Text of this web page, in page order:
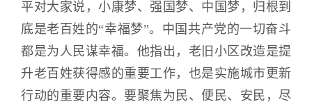
平对大家说，小康梦、强国梦、中国梦，归根到
底是老百姓的“幸福梦”。中国共产党的一切奋斗
都是为人民谋幸福。他指出，老旧小区改造是提
升老百姓获得感的重要工作，也是实施城市更新
行动的重要内容。要聚焦为民、便民、安民，尽